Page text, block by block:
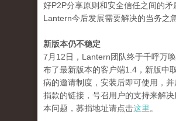
好P2P分享原则和安全信任之间的矛
Lantern今后发展需要解决的当务之急
新版本仍不稳定
7月12日，Lantern团队终于千呼万
布了最新版本的客户端1.4，新版中
病的邀请制度，安装后即可使用，并
捐款的链接，号召用户的支持来解
本问题，募捐地址请点击这里 。